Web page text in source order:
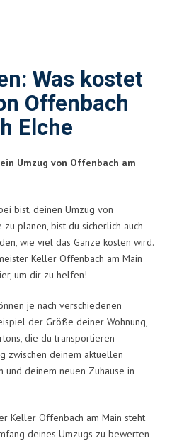
Was kostet
Offenbach
Elche
Umzug von Offenbach am
bist, deinen Umzug von
planen, bist du sicherlich auch
wie viel das Ganze kosten wird.
Keller Offenbach am Main
um dir zu helfen!
je nach verschiedenen
der Größe deiner Wohnung,
die du transportieren
zwischen deinem aktuellen
und deinem neuen Zuhause in
Keller Offenbach am Main steht
deines Umzugs zu bewerten